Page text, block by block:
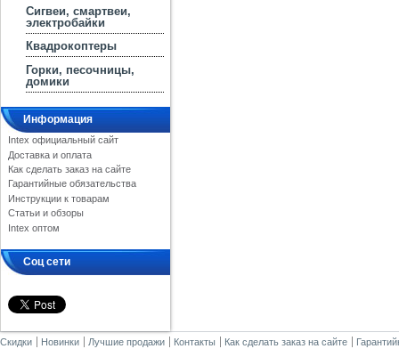
Сигвеи, смартвеи,
электробайки
Квадрокоптеры
Горки, песочницы,
домики
Информация
Intex официальный сайт
Доставка и оплата
Как сделать заказ на сайте
Гарантийные обязательства
Инструкции к товарам
Статьи и обзоры
Intex оптом
Соц сети
Скидки Новинки Лучшие продажи Контакты Как сделать заказ на сайте